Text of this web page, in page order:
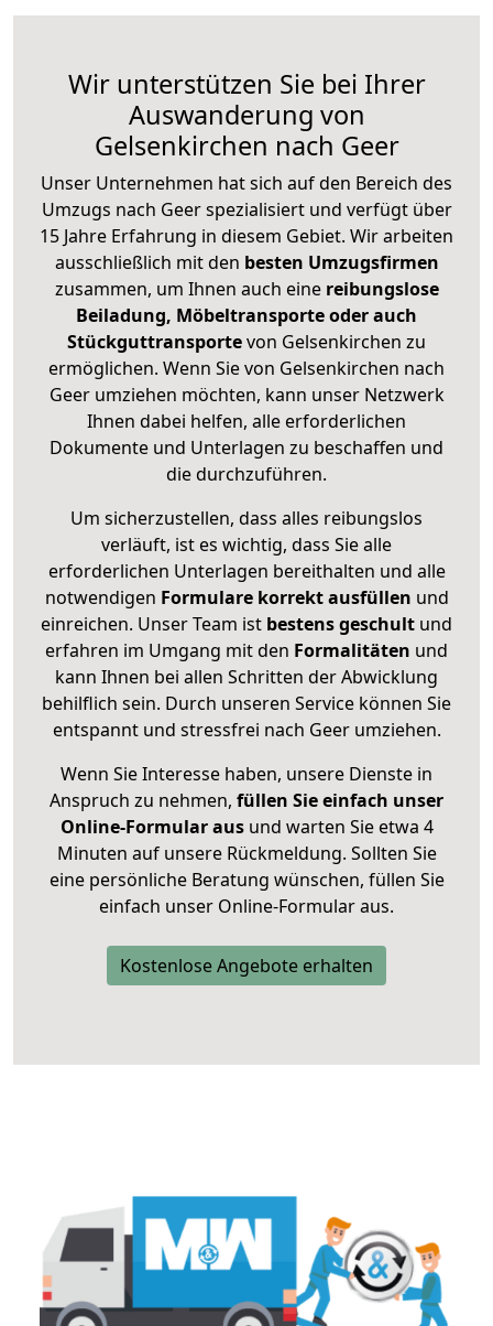
Wir unterstützen Sie bei Ihrer
Auswanderung von
Gelsenkirchen nach Geer
Unser Unternehmen hat sich auf den Bereich des
Umzugs nach Geer spezialisiert und verfügt über
15 Jahre Erfahrung in diesem Gebiet. Wir arbeiten
ausschließlich mit den besten Umzugsfirmen
zusammen, um Ihnen auch eine reibungslose
Beiladung, Möbeltransporte oder auch
Stückguttransportevon Gelsenkirchen zu
ermöglichen. Wenn Sie von Gelsenkirchen nach
Geer umziehen möchten, kann unser Netzwerk
Ihnen dabei helfen, alle erforderlichen
Dokumente und Unterlagen zu beschaffen und
die durchzuführen.
Um sicherzustellen, dass alles reibungslos
verläuft, ist es wichtig, dass Sie alle
erforderlichen Unterlagen bereithalten und alle
notwendigen Formulare korrekt ausfüllen und
einreichen. Unser Team ist bestens geschult und
erfahren im Umgang mit den Formalitäten und
kann Ihnen bei allen Schritten der Abwicklung
behilflich sein. Durch unseren Service können Sie
entspannt und stressfrei nach Geer umziehen.
Wenn Sie Interesse haben, unsere Dienste in
Anspruch zu nehmen, füllen Sie einfach unser
Online-Formular ausund warten Sie etwa 4
Minuten auf unsere Rückmeldung. Sollten Sie
eine persönliche Beratung wünschen, füllen Sie
einfach unser Online-Formular aus.
Kostenlose Angebote erhalten